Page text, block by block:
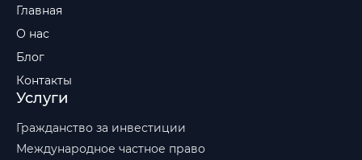
Главная
О нас
Блог
Контакты
Услуги
Гражданство за инвестиции
Международное частное право